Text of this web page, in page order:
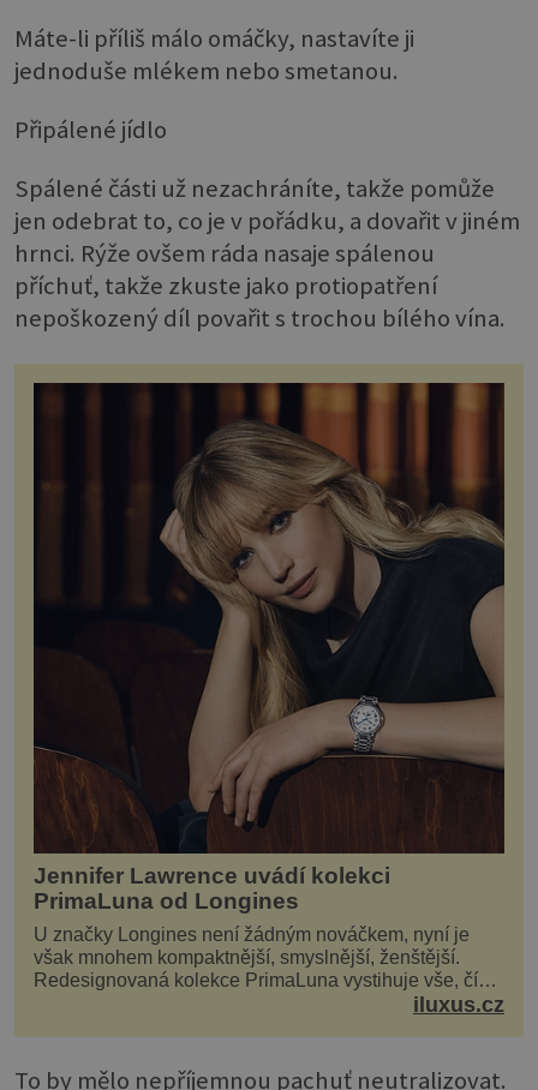
Máte-li příliš málo omáčky, nastavíte ji
jednoduše mlékem nebo smetanou.
Připálené jídlo
Spálené části už nezachráníte, takže pomůže
jen odebrat to, co je v pořádku, a dovařit v jiném
hrnci. Rýže ovšem ráda nasaje spálenou
příchuť, takže zkuste jako protiopatření
nepoškozený díl povařit s trochou bílého vína.
Jennifer Lawrence uvádí kolekci
PrimaLuna od Longines
U značky Longines není žádným nováčkem, nyní je
však mnohem kompaktnější, smyslnější, ženštější.
Redesignovaná kolekce PrimaLuna vystihuje vše, čím
je značka Longines dnes a čím byla i před sto dvacet...
iluxus.cz
To by mělo nepříjemnou pachuť neutralizovat.